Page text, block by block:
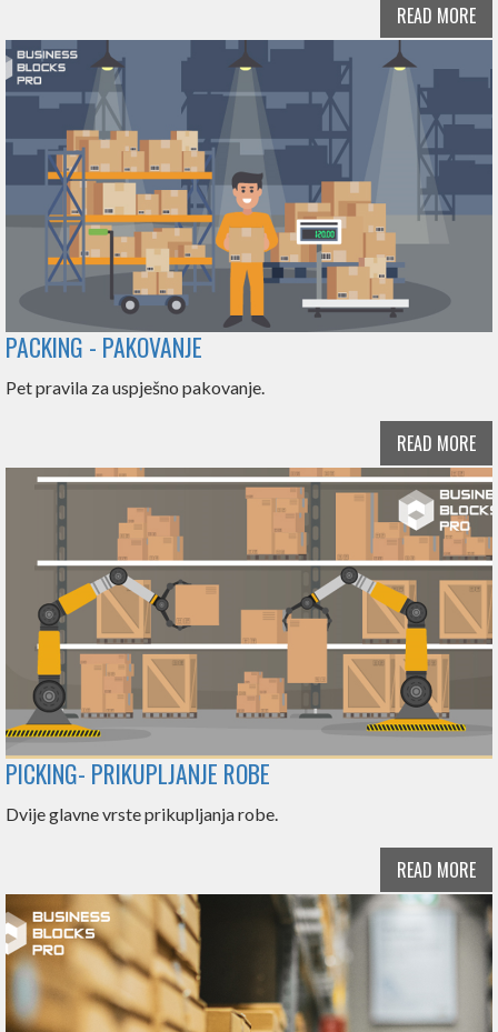
READ MORE
PACKING - PAKOVANJE
Pet pravila za uspješno pakovanje.
READ MORE
PICKING- PRIKUPLJANJE ROBE
Dvije glavne vrste prikupljanja robe.
READ MORE